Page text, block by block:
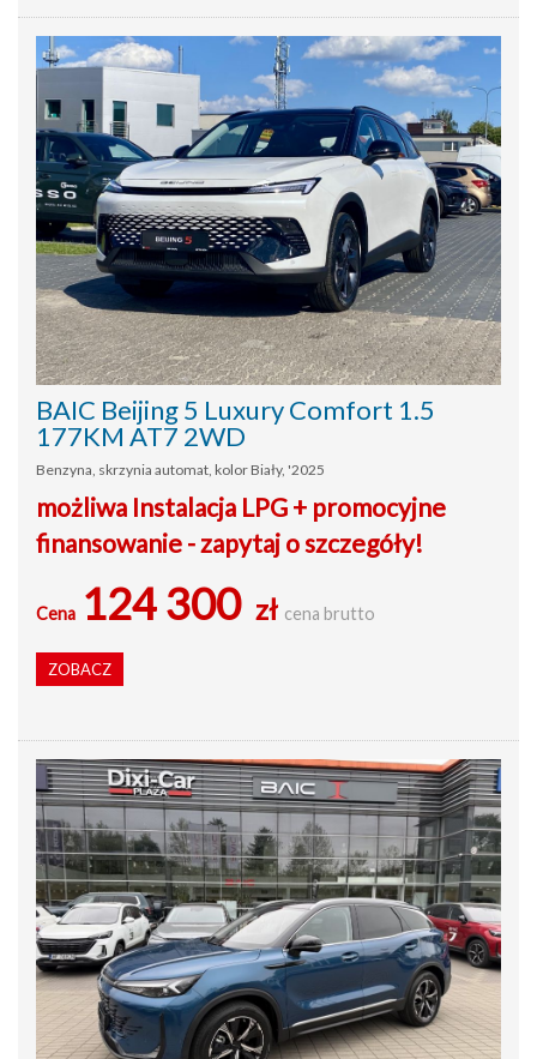
BAIC Beijing 5 Luxury Comfort 1.5
177KM AT7 2WD
Benzyna, skrzynia automat, kolor Biały, '2025
możliwa Instalacja LPG + promocyjne
finansowanie - zapytaj o szczegóły!
Cena 124 300 zł cena brutto
ZOBACZ